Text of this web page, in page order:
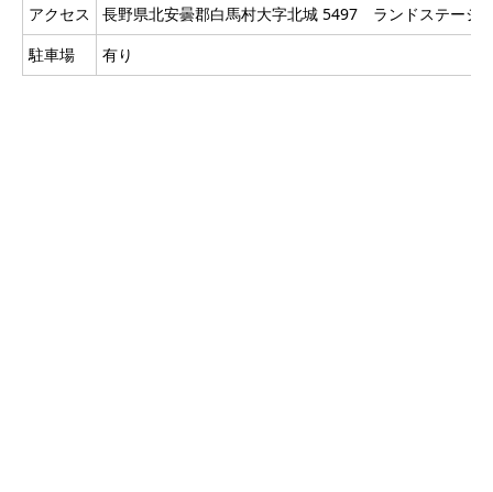
アクセス
長野県北安曇郡白馬村大字北城 5497 ランドステーシ
駐車場
有り